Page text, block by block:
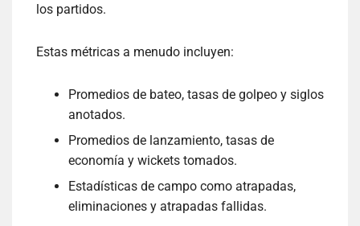
los partidos.
Estas métricas a menudo incluyen:
Promedios de bateo, tasas de golpeo y siglos
anotados.
Promedios de lanzamiento, tasas de
economía y wickets tomados.
Estadísticas de campo como atrapadas,
eliminaciones y atrapadas fallidas.